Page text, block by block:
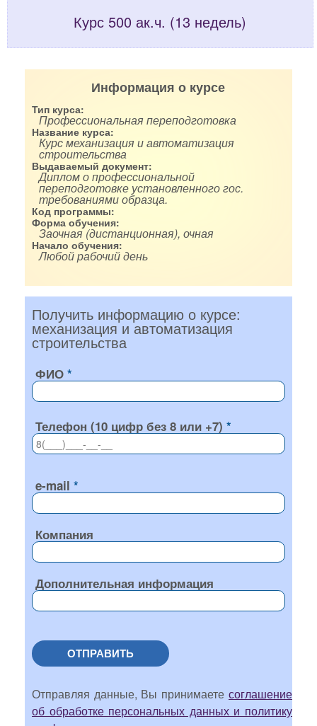
Курс 500 ак.ч. (13 недель)
Информация о курсе
Тип курса:
Профессиональная переподготовка
Название курса:
Курс механизация и автоматизация
строительства
Выдаваемый документ:
Диплом о профессиональной
переподготовке установленного гос.
требованиями образца.
Код программы:
Форма обучения:
Заочная (дистанционная), очная
Начало обучения:
Любой рабочий день
Получить информацию о курсе:
механизация и автоматизация
строительства
ФИО
Телефон (10 цифр без 8 или +7)
e-mail
Компания
Дополнительная информация
ОТПРАВИТЬ
Отправляя данные, Вы принимаете соглашение
об обработке персональных данных и политику